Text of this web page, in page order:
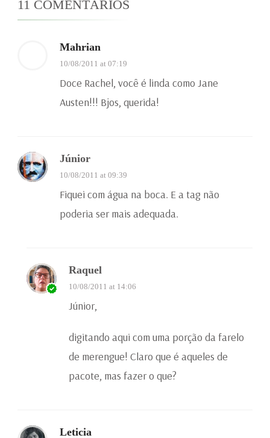
11 COMENTÁRIOS
Mahrian
10/08/2011 at 07:19
Doce Rachel, você é linda como Jane
Austen!!! Bjos, querida!
Júnior
10/08/2011 at 09:39
Fiquei com água na boca. E a tag não
poderia ser mais adequada.
Raquel
10/08/2011 at 14:06
Júnior,
digitando aqui com uma porção da farelo
de merengue! Claro que é aqueles de
pacote, mas fazer o que?
Leticia